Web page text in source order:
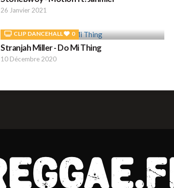
26 Janvier 2021
CLIP DANCEHALL 0
Stranjah Miller - Do Mi Thing
10 Décembre 2020